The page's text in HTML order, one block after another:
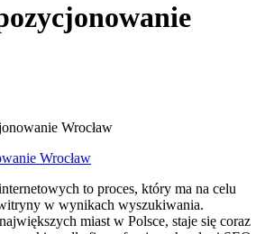
Wrocław
to proces, który ma na celu
w wynikach wyszukiwania.
miast w Polsce, staje się coraz